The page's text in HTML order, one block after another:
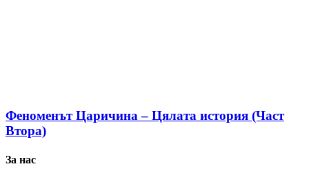
Феноменът Царичина – Цялата история (Част
Втора)
За нас